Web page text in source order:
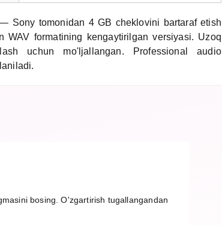
Sony tomonidan 4 GB cheklovini bartaraf etish
WAV formatining kengaytirilgan versiyasi. Uzoq
uchun mo'ljallangan. Professional audio
bosing. O'zgartirish tugallangandan